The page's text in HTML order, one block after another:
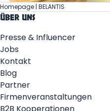
Homepage | BELANTIS
ÜBER UNS
Presse & Influencer
Jobs
Kontakt
Blog
Partner
Firmenveranstaltungen